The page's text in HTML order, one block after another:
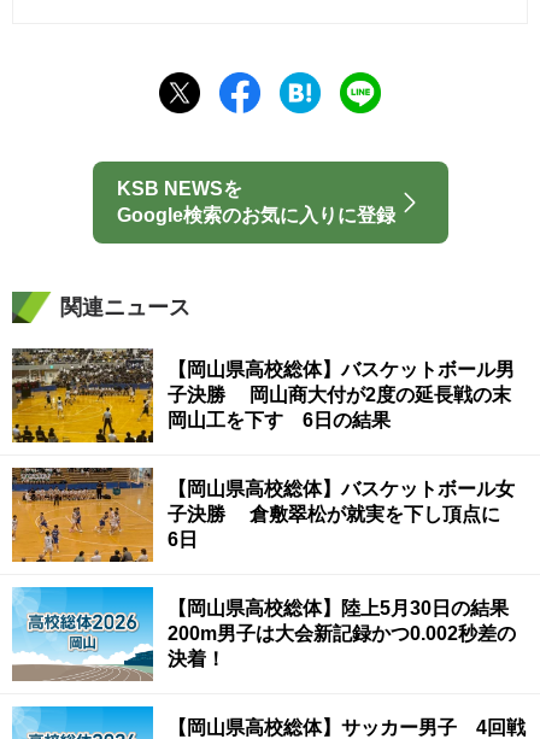
KSB NEWSを
Google検索のお気に入りに登録
関連ニュース
【岡山県高校総体】バスケットボール男
子決勝 岡山商大付が2度の延長戦の末
岡山工を下す 6日の結果
【岡山県高校総体】バスケットボール女
子決勝 倉敷翠松が就実を下し頂点に
6日
【岡山県高校総体】陸上5月30日の結果
200m男子は大会新記録かつ0.002秒差の
決着！
【岡山県高校総体】サッカー男子 4回戦